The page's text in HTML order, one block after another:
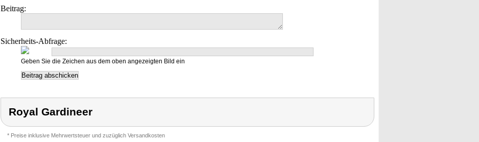
Beitrag:
Sicherheits-Abfrage:
Geben Sie die Zeichen aus dem oben angezeigten Bild ein
Royal Gardineer
* Preise inklusive Mehrwertsteuer und zuzüglich Versandkosten